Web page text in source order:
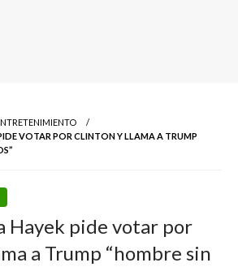
VOTAR POR CLINTON Y LLAMA A TRUMP
Hayek pide votar por
a Trump “hombre sin